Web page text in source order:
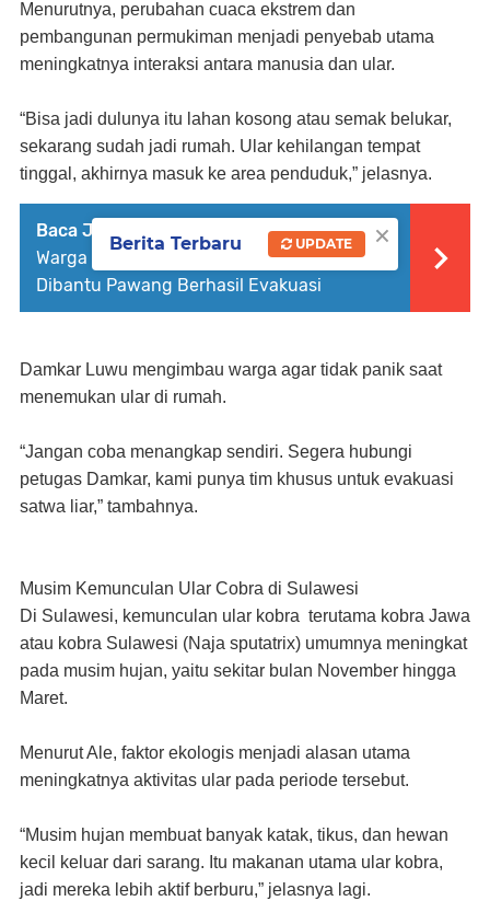
Menurutnya, perubahan cuaca ekstrem dan
pembangunan permukiman menjadi penyebab utama
meningkatnya interaksi antara manusia dan ular.
“Bisa jadi dulunya itu lahan kosong atau semak belukar,
sekarang sudah jadi rumah. Ular kehilangan tempat
tinggal, akhirnya masuk ke area penduduk,” jelasnya.
Baca Juga :
Buaya Tiga Meter Serang
Warga di Luwu Utara, Polisi dan warga
Dibantu Pawang Berhasil Evakuasi
Damkar Luwu mengimbau warga agar tidak panik saat
menemukan ular di rumah.
“Jangan coba menangkap sendiri. Segera hubungi
petugas Damkar, kami punya tim khusus untuk evakuasi
satwa liar,” tambahnya.
Musim Kemunculan Ular Cobra di Sulawesi
Di Sulawesi, kemunculan ular kobra terutama kobra Jawa
atau kobra Sulawesi (Naja sputatrix) umumnya meningkat
pada musim hujan, yaitu sekitar bulan November hingga
Maret.
Menurut Ale, faktor ekologis menjadi alasan utama
meningkatnya aktivitas ular pada periode tersebut.
“Musim hujan membuat banyak katak, tikus, dan hewan
kecil keluar dari sarang. Itu makanan utama ular kobra,
jadi mereka lebih aktif berburu,” jelasnya lagi.
×
Berita Terbaru UPDATE